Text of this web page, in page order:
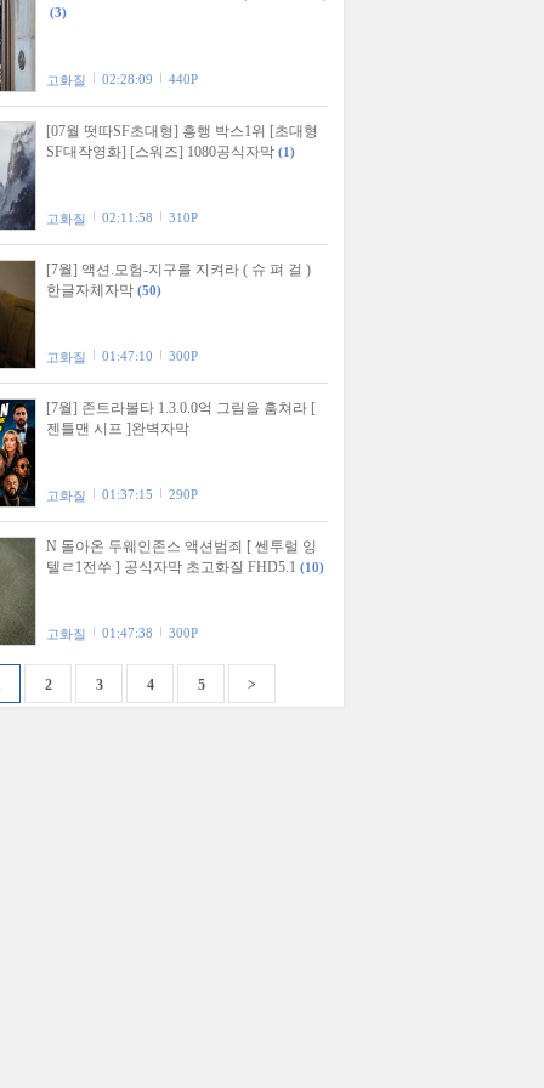
(3)
고화질 02:28:09 440P
[07월 떳따SF초대형] 흥행 박스1위 [초대형
SF대작영화] [스워즈] 1080공식자막 (1)
고화질 02:11:58 310P
[7월] 액션.모험-지구를 지켜라 ( 슈 펴 걸 )
한글자체자막 (50)
고화질 01:47:10 300P
[7월] 존트라볼타 1.3.0.0억 그림을 훔쳐라 [
젠틀맨 시프 ]완벽자막
고화질 01:37:15 290P
N 돌아온 두웨인존스 액션범죄 [ 쎈투럴 잉
텔ㄹ1전쑤 ] 공식자막 초고화질 FHD5.1 (10)
고화질 01:47:38 300P
2 3 4 5 >